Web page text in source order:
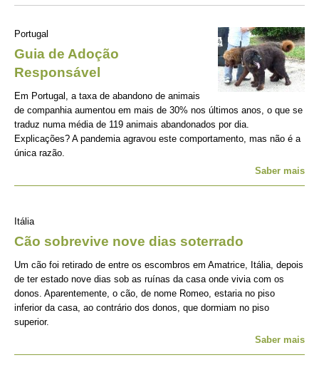
Portugal
Guia de Adoção
Responsável
Em Portugal, a taxa de abandono de animais
de companhia aumentou em mais de 30% nos últimos anos, o que se
traduz numa média de 119 animais abandonados por dia.
Explicações? A pandemia agravou este comportamento, mas não é a
única razão.
Saber mais
Itália
Cão sobrevive nove dias soterrado
Um cão foi retirado de entre os escombros em Amatrice, Itália, depois
de ter estado nove dias sob as ruínas da casa onde vivia com os
donos. Aparentemente, o cão, de nome Romeo, estaria no piso
inferior da casa, ao contrário dos donos, que dormiam no piso
superior.
Saber mais